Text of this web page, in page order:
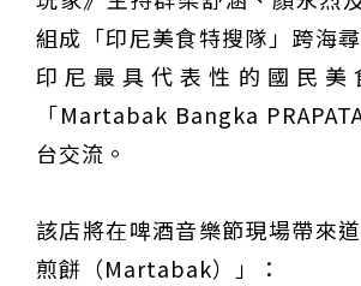
組成「印尼美食特搜隊」跨海
印尼最具代表性的國民
「Martabak Bangka
台交流。
該店將在啤酒音樂節現場帶來
煎餅（Martabak）」：